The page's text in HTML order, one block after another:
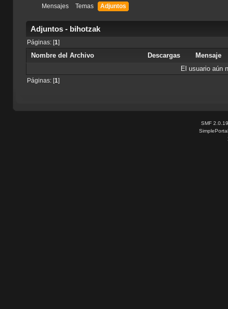
Mensajes Temas Adjuntos
Adjuntos - bihotzak
Páginas: [1]
Nombre del Archivo Descargas
Mensaje
El usuario aún
Páginas: [1]
SMF 2.0.19